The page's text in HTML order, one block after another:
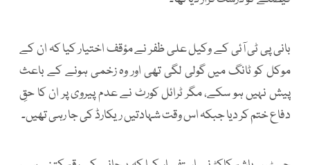
بانی پی ٹی آئی کے وکیل علی ظفر نے مؤقف اختیار کیا کہ ان کے
موکل کو ٹانگ میں گولی لگی تھی اور وہ زخمی ہونے کے باعث
پیش نہیں ہو سکے، مگر ٹرائل کورٹ نے عدم پیروی پر ان کا حقِ
دفاع ختم کر دیا جبکہ اس وقت شہادتیں ریکارڈ کی جا رہی تھیں۔